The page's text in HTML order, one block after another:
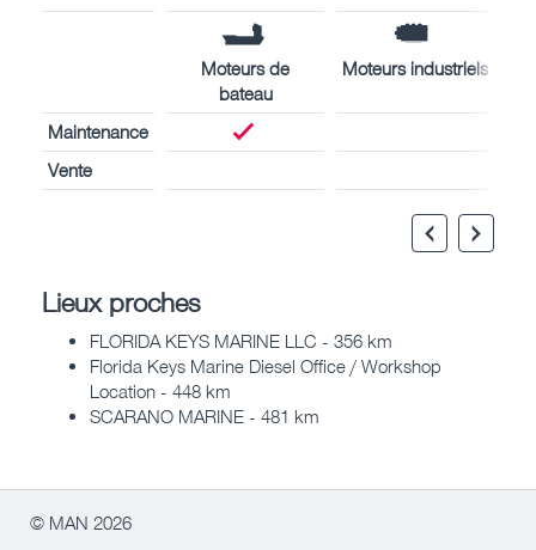
Moteurs de
bateau
Moteurs industriels
Maintenance
Vente
Lieux proches
FLORIDA KEYS MARINE LLC - 356 km
Florida Keys Marine Diesel Office / Workshop
Location - 448 km
SCARANO MARINE - 481 km
© MAN 2026